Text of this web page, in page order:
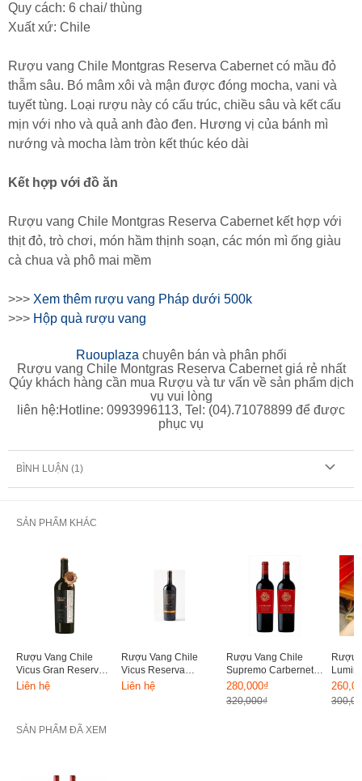
Quy cách: 6 chai/ thùng
Xuất xứ: Chile
Rượu vang Chile Montgras Reserva Cabernet có mầu đỏ
thẫm sâu. Bó mâm xôi và mận được đóng mocha, vani và
tuyết tùng. Loại rượu này có cấu trúc, chiều sâu và kết cấu
mịn với nho và quả anh đào đen. Hương vị của bánh mì
nướng và mocha làm tròn kết thúc kéo dài
Kết hợp với đồ ăn
Rượu vang Chile Montgras Reserva Cabernet kết hợp với
thịt đỏ, trò chơi, món hầm thịnh soạn, các món mì ống giàu
cà chua và phô mai mềm
>>> Xem thêm rượu vang Pháp dưới 500k
>>> Hộp quà rượu vang
Ruouplaza chuyên bán và phân phối
Rượu vang Chile Montgras Reserva Cabernet giá rẻ nhất
Qúy khách hàng cần mua Rượu và tư vấn về sản phẩm dịch
vụ vui lòng
liên hệ:Hotline: 0993996113, Tel: (04).71078899 để được
phục vụ
BÌNH LUẬN (1)
SẢN PHẨM KHÁC
Rượu Vang Chile
Vicus Gran Reserva
13.8% 750ml
Liên hệ
Rượu Vang Chile
Vicus Reserva
Cabernet Sauvignon
Liên hệ
Rượu Vang Chile
Supremo Carbernet
Sauvignon Gran
Reserva 10.5%
750ml
280,000₫
320,000₫
Rượu
750ml
SẢN PHẨM ĐÃ XEM